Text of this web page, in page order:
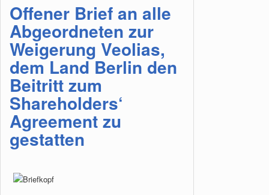
Offener Brief an alle
Abgeordneten zur
Weigerung Veolias,
dem Land Berlin den
Beitritt zum
Shareholders‘
Agreement zu
gestatten